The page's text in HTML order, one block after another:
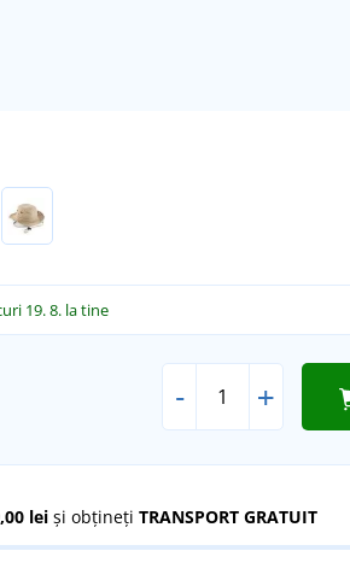
19. 8. la tine
- +
lei și obțineți TRANSPORT GRATUIT